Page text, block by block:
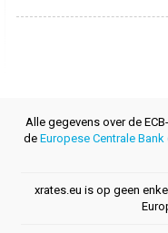
Alle gegevens over de
de Europese Centrale Bank
xrates.eu is op geen